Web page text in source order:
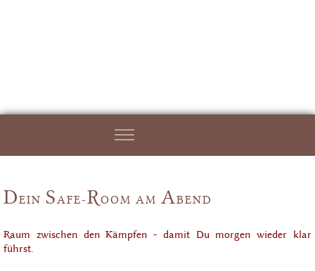
DEIN SAFE-ROOM AM ABEND
Raum zwischen den Kämpfen - damit Du morgen wieder klar
führst.